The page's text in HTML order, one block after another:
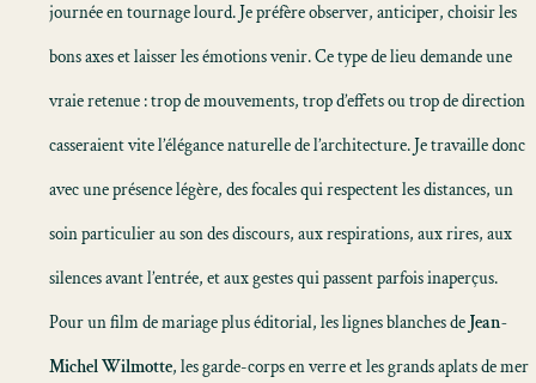
journée en tournage lourd. Je préfère observer, anticiper, choisir les
bons axes et laisser les émotions venir. Ce type de lieu demande une
vraie retenue : trop de mouvements, trop d’effets ou trop de direction
casseraient vite l’élégance naturelle de l’architecture. Je travaille donc
avec une présence légère, des focales qui respectent les distances, un
soin particulier au son des discours, aux respirations, aux rires, aux
silences avant l’entrée, et aux gestes qui passent parfois inaperçus.
Pour unfilm de mariageplus éditorial, les lignes blanches de Jean-
Michel Wilmotte, les garde-corps en verre et les grands aplats de mer